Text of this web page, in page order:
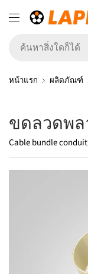
หน้าแรก ผลิตภัณฑ์
ขดลวดพล
Cable bundle